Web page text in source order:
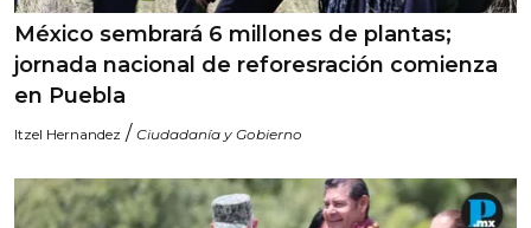
México sembrará 6 millones de plantas;
jornada nacional de reforesración comienza
en Puebla
Itzel Hernandez / Ciudadanía y Gobierno